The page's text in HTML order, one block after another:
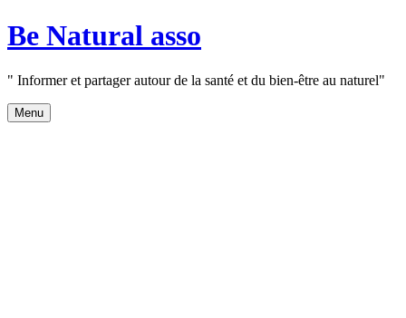
Aller
au
Be Natural asso
" Informer et partager autour de la santé et du bien-être au naturel"
Menu